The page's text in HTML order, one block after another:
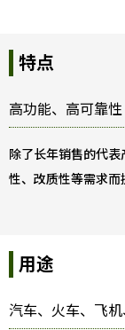
特点
高功能、高可靠性
除了长年销售的代
性、改质性等需求而
用途
汽车、火车、飞